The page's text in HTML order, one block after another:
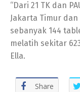
“Dari 21 TK dan
Jakarta Timur dan
sebanyak 144
melatih sekitar
Ella.
Share